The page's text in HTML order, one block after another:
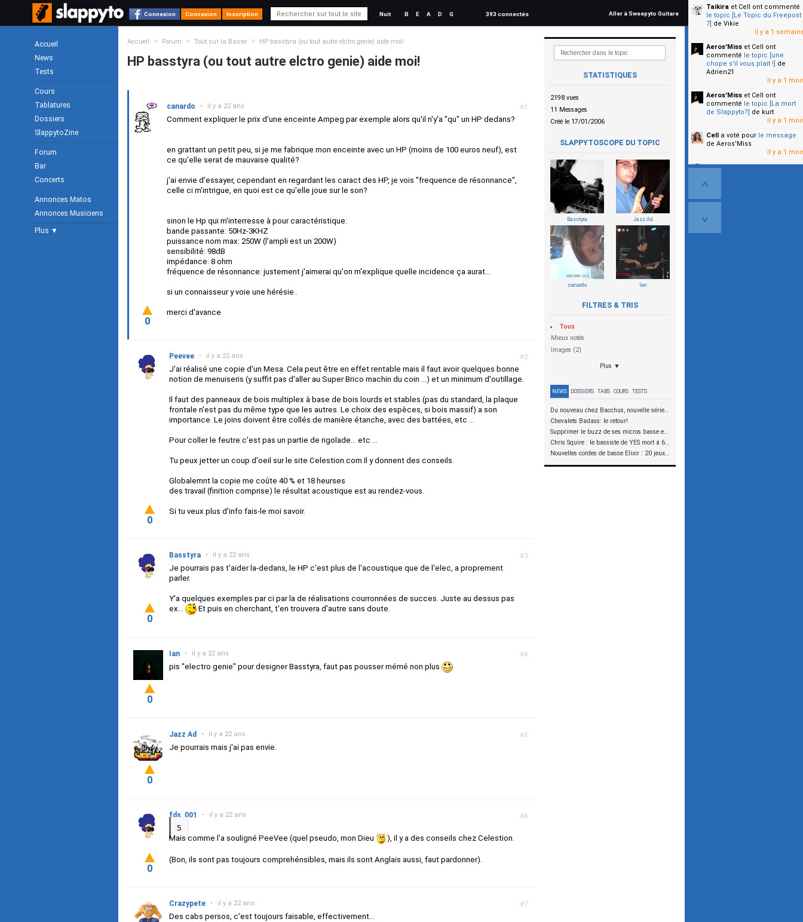
Connexion Connexion Inscription Nuit B E A D G 393 connectés Aller à Sweepyto Guitare
Accueil
News
Tests
Cours
Tablatures
Dossiers
SlappytoZine
Forum
Bar
Concerts
Annonces Matos
Annonces Musiciens
Plus ▼
Accueil > Forum > Tout sur la Basse > HP basstyra (ou tout autre elctro genie) aide moi!
HP basstyra (ou tout autre elctro genie) aide moi!
STATISTIQUES
2198 vues
11 Messages
Créé le 17/01/2006
SLAPPYTOSCOPE DU TOPIC
Basstyra Jazz Ad
canardo Ian
FILTRES & TRIS
Tous
Mieux notés
Images (2)
Plus ▼
NEWS DOSSIERS TABS COURS TESTS
Du nouveau chez Bacchus, nouvelle série SCD
Chevalets Badass: le retour!
Supprimer le buzz de ses micros basse en reliant les aimants à la masse
Chris Squire : le bassiste de YES mort à 67 ans
Nouvelles cordes de basse Elixir : 20 jeux à tester !
#1
canardo • il y a 22 ans
Comment expliquer le prix d'une enceinte Ampeg par exemple alors qu'il n'y'a "qu" un HP dedans?
en grattant un petit peu, si je me fabrique mon enceinte avec un HP (moins de 100 euros neuf), est
ce qu'elle serat de mauvaise qualité?
j'ai envie d'essayer, cependant en regardant les caract des HP, je vois "frequence de résonnance",
celle ci m'intrigue, en quoi est ce qu'elle joue sur le son?
sinon le Hp qui m'interresse à pour caractéristique:
bande passante: 50Hz-3KHZ
puissance nom max: 250W (l'ampli est un 200W)
sensibilité: 98dB
impédance: 8 ohm
fréquence de résonnance: justement j'aimerai qu'on m'explique quelle incidence ça aurat...
si un connaisseur y voie une hérésie..
merci d'avance
0
#2
Peevee • il y a 22 ans
J'ai réalisé une copie d'un Mesa. Cela peut être en effet rentable mais il faut avoir quelques bonne
notion de menuiseris (y suffit pas d'aller au Super Brico machin du coin ...) et un minimum d'outillage.
Il faut des panneaux de bois multiplex à base de bois lourds et stables (pas du standard, la plaque
frontale n'est pas du même type que les autres. Le choix des espèces, si bois massif) a son
importance. Le joins doivent être collés de manière étanche, avec des battées, etc ...
Pour coller le feutre c'est pas un partie de rigolade... etc ...
Tu peux jetter un coup d'oeil sur le site Celestion.com Il y donnent des conseils.
Globalemnt la copie me coûte 40 % et 18 heurses
des travail (finition comprise) le résultat acoustique est au rendez-vous.
Si tu veux plus d'info fais-le moi savoir.
0
#3
Basstyra • il y a 22 ans
Je pourrais pas t'aider la-dedans, le HP c'est plus de l'acoustique que de l'elec, a proprement
parler.
Y'a quelques exemples par ci par la de réalisations courronnées de succes. Juste au dessus pas
ex...
Et puis en cherchant, t'en trouvera d'autre sans doute.
0
#4
Ian • il y a 22 ans
pis "electro genie" pour designer Basstyra, faut pas pousser mémé non plus
0
#5
Jazz Ad • il y a 22 ans
Je pourrais mais j'ai pas envie.
0
#6
fds_001 • il y a 22 ans
5
Mais comme l'a souligné PeeVee (quel pseudo, mon Dieu
), il y a des conseils chez Celestion.
(Bon, ils sont pas toujours comprehénsibles, mais ils sont Anglais aussi, faut pardonner).
0
#7
Crazypete • il y a 22 ans
Des cabs persos, c'est toujours faisable, effectivement...
Taikira et Cell ont commenté
le topic [Le Topic du Freepost
7] de Vikie
il y a 1
Aeros'Miss et Cell ont
commenté le topic [une
chope s'il vous plait !] de
Adrien21
il y a 1
Aeros'Miss et Cell ont
commenté le topic [La mort
de Slappyto?] de kurt
il y a 1
Cell a voté pour le message
de Aeros'Miss
il y a 1
Cella voté pourle message